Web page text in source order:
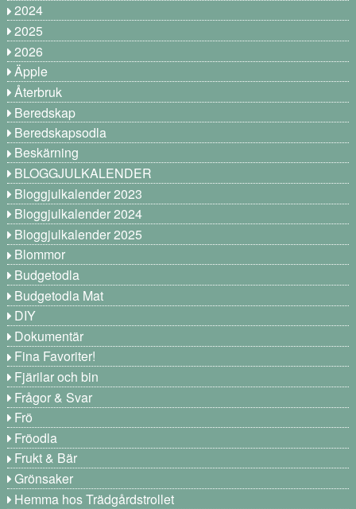
2024
2025
2026
Äpple
Återbruk
Beredskap
Beredskapsodla
Beskärning
BLOGGJULKALENDER
Bloggjulkalender 2023
Bloggjulkalender 2024
Bloggjulkalender 2025
Blommor
Budgetodla
Budgetodla Mat
DIY
Dokumentär
Fina Favoriter!
Fjärilar och bin
Frågor & Svar
Frö
Fröodla
Frukt & Bär
Grönsaker
Hemma hos Trädgårdstrollet